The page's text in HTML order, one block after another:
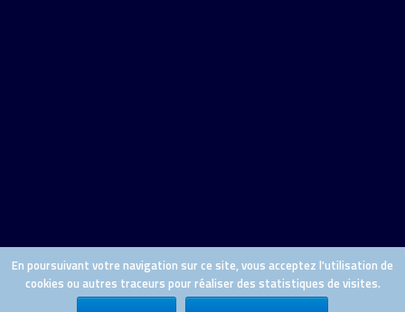
En poursuivant votre navigation sur ce site, vous acceptez l'utilisation de
cookies ou autres traceurs pour réaliser des statistiques de visites.